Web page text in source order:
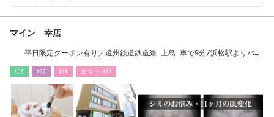
マイン 幸店
平日限定クーポン有り／遠州鉄道鉄道線 上島 車で9分/浜松駅よりバス
ﾘﾗｸ ｴｽﾃ ﾈｲﾙ まつげ･ﾒｲｸ